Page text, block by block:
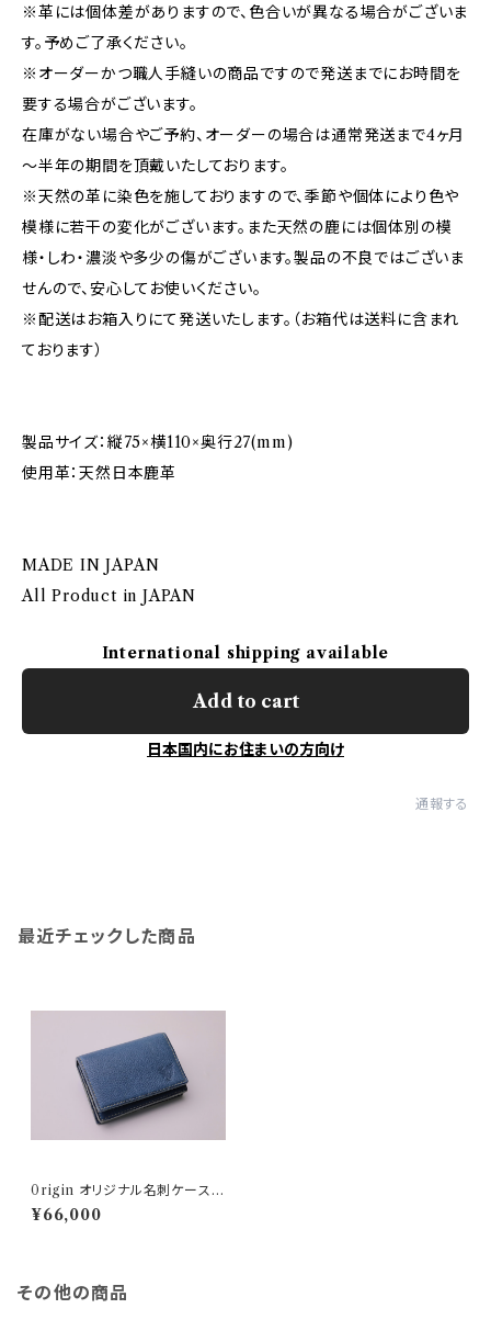
※革には個体差がありますので、色合いが異なる場合がございま
す。予めご了承ください。
※オーダーかつ職人手縫いの商品ですので発送までにお時間を
要する場合がございます。
在庫がない場合やご予約、オーダーの場合は通常発送まで4ヶ月
～半年の期間を頂戴いたしております。
※天然の革に染色を施しておりますので、季節や個体により色や
模様に若干の変化がございます。また天然の鹿には個体別の模
様・しわ・濃淡や多少の傷がございます。製品の不良ではございま
せんので、安心してお使いください。
※配送はお箱入りにて発送いたします。（お箱代は送料に含まれ
ております）
製品サイズ：縦75×横110×奥行27(mm)
使用革：天然日本鹿革
MADE IN JAPAN
All Product in JAPAN
International shipping available
Add to cart
日本国内にお住まいの方向け
通報する
最近チェックした商品
0rigin オリジナル名刺ケース
(標準厚50枚程度収納可能)/紀
州天然日本鹿革
¥66,000
その他の商品